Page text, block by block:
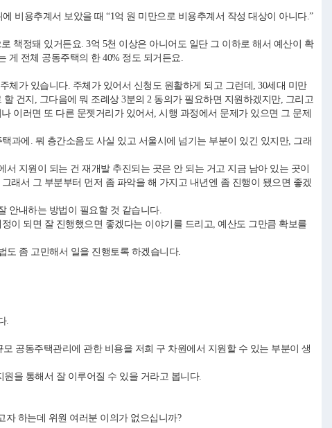
비용추계서 보았을 때 “1억 원 미만으로 비용추계서 작성 대상이 아니다.”
책정돼 있거든요. 3억 5천 이상은 아니어도 일단 그 이하로 해서 예산이 확
게 전체 공동주택의 한 40% 정도 되거든요.
가 있습니다. 주체가 있어서 신청도 원활하게 되고 그런데, 30세대 미만
건지, 그다음에 뭐 조례상 3분의 2 동의가 필요하면 지원하겠지만, 그리고
이러면 또 다른 문젯거리가 있어서, 시행 과정에서 문제가 있으면 그 문제
과에. 뭐 층간소음도 사실 있고 서울시에 넘기는 부분이 있긴 있지만, 그래
지원이 되는 건 재개발 추진되는 곳은 안 되는 거고 지금 남아 있는 곳이
래서 그 부분부터 먼저 좀 파악을 해 가지고 내년엔 좀 진행이 됐으면 좋겠
안내하는 방법이 필요할 것 같습니다.
이 되면 잘 진행했으면 좋겠다는 이야기를 드리고, 예산도 그만큼 확보를
좀 고민해서 일을 진행토록 하겠습니다.
.
공동주택관리에 관한 비용을 저희 구 차원에서 지원할 수 있는 부분이 생
을 통해서 잘 이루어질 수 있을 거라고 봅니다.
하는데 위원 여러분 이의가 없으십니까?